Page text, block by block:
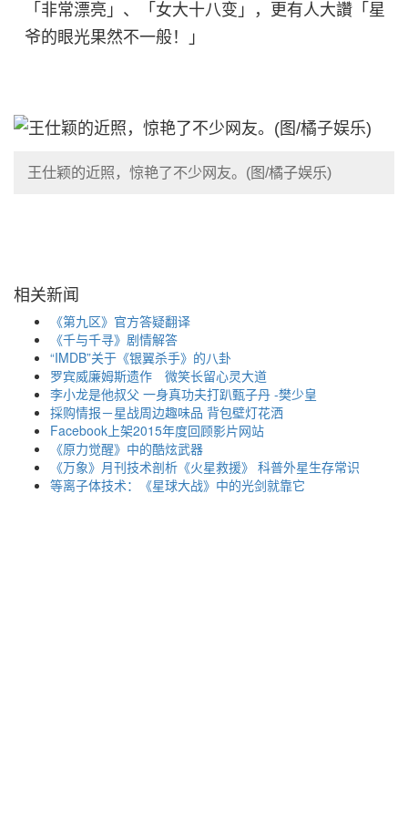
「非常漂亮」、「女大十八变」，更有人大讚「星
爷的眼光果然不一般！」
王仕颖的近照，惊艳了不少网友。(图/橘子娱乐)
相关新闻
《第九区》官方答疑翻译
《千与千寻》剧情解答
“IMDB”关于《银翼杀手》的八卦
罗宾威廉姆斯遗作 微笑长留心灵大道
李小龙是他叔父 一身真功夫打趴甄子丹 -樊少皇
採购情报－星战周边趣味品 背包壁灯花洒
Facebook上架2015年度回顾影片网站
《原力觉醒》中的酷炫武器
《万象》月刊技术剖析《火星救援》 科普外星生存常识
等离子体技术：《星球大战》中的光剑就靠它